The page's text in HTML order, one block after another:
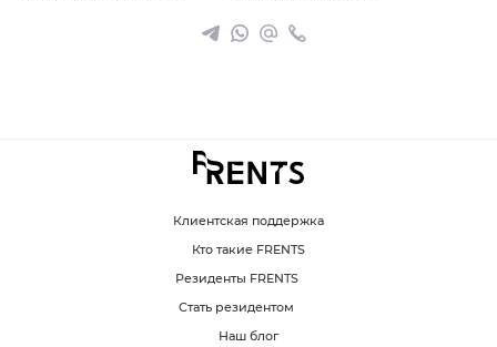
Клиентская поддержка
Кто такие FRENTS
Резиденты FRENTS
Стать резидентом
Наш блог